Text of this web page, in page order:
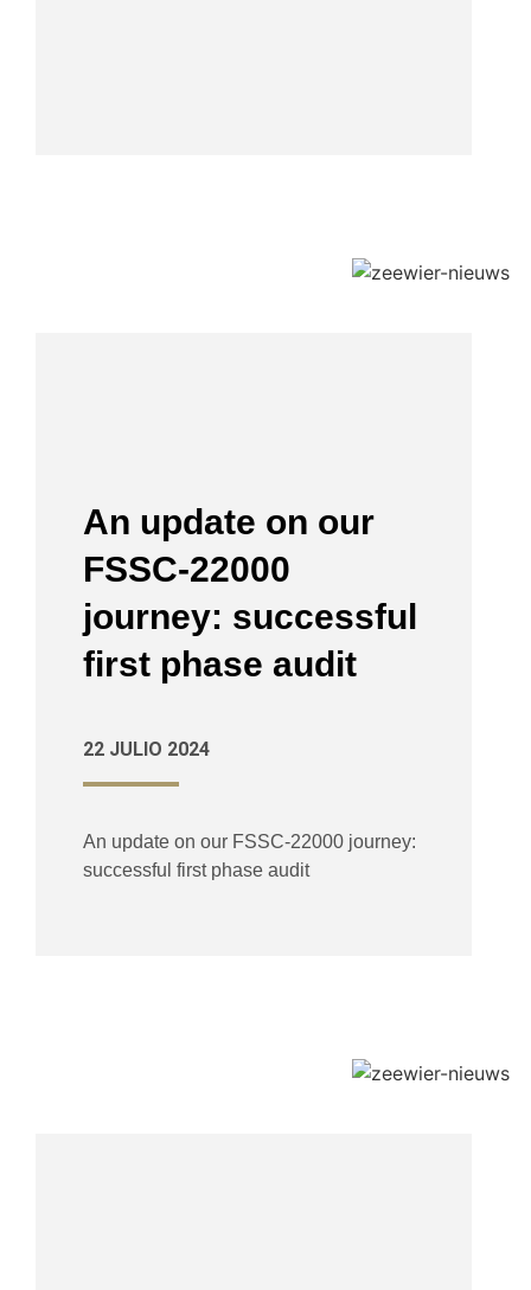
An update on our
FSSC-22000
journey: successful
first phase audit
22 JULIO 2024
An update on our FSSC-22000 journey:
successful first phase audit